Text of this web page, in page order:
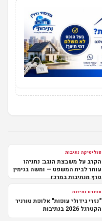
פוליטיקה נתיבות
הקרב על משבצת הנגב: נתניהו
עותר לבית המשפט — ומשה בנימין
פרץ מנתיבות במרכז
ספורט נתיבות
"נזרי גידולי עופות" אלופת טורניר
הקטרגל 2026 בנתיבות